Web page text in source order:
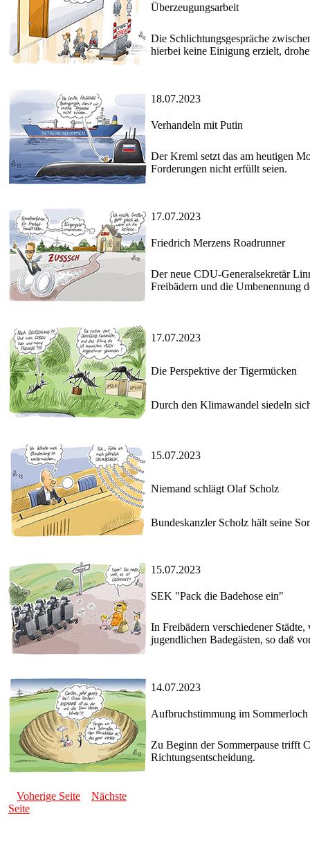
Überzeugungsarbeit
Die Schlichtungsgespräche
hierbei keine Einigung erzielt,
18.07.2023
Verhandeln mit Putin
Der Kreml setzt das am heutigen
Forderungen nicht erfüllt seien.
17.07.2023
Friedrich Merzens Roadrunner
Der neue CDU-Generalsekretär
Freibädern und die Umbenennung
17.07.2023
Die Perspektive der Tigermücken
Durch den Klimawandel siedeln
15.07.2023
Niemand schlägt Olaf Scholz
Bundeskanzler Scholz hält seine
15.07.2023
SEK "Pack die Badehose ein"
In Freibädern verschiedener
jugendlichen Badegästen, so daß
14.07.2023
Aufbruchstimmung im Sommerloch
Zu Beginn der Sommerpause trifft
Richtungsentscheidung.
Voherige Seite
Nächste
Seite